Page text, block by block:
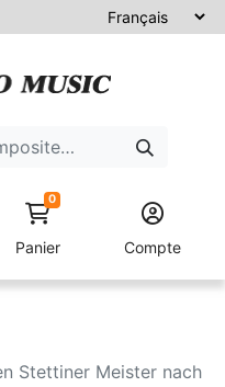
0
Panier Compte
Stettiner Meister nach